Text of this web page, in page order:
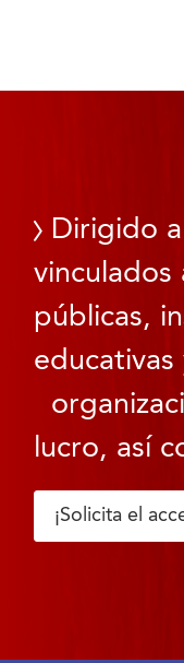
Dirigido
vinculados
públicas,
educativas
lucro, así
¡Solicita el